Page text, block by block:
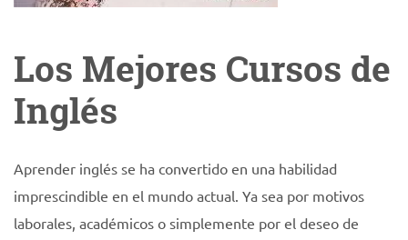
Los Mejores Cursos de
Inglés
Aprender inglés se ha convertido en una habilidad
imprescindible en el mundo actual. Ya sea por motivos
laborales, académicos o simplemente por el deseo de